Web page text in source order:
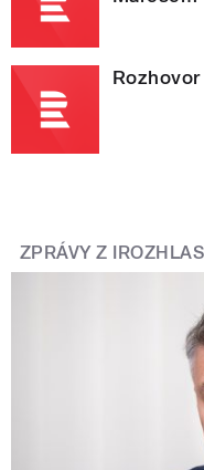
ZPRÁVY Z